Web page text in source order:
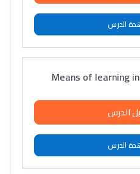
الدرس
Means of learning
الدرس
الدرس